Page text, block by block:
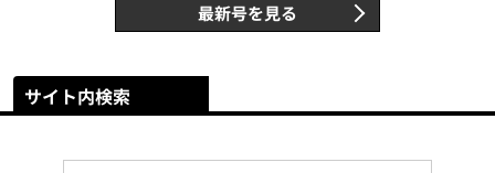
最新号を見る
サイト内検索